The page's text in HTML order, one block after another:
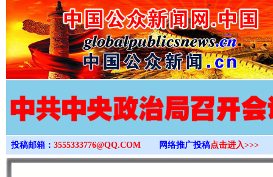
>
投稿邮箱： 3555333776@QQ.COM 网络推广投稿点击进入>>>